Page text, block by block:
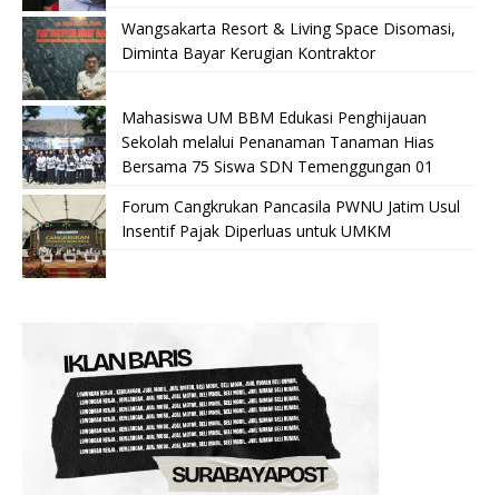
Wangsakarta Resort & Living Space Disomasi,
Diminta Bayar Kerugian Kontraktor
Mahasiswa UM BBM Edukasi Penghijauan
Sekolah melalui Penanaman Tanaman Hias
Bersama 75 Siswa SDN Temenggungan 01
Forum Cangkrukan Pancasila PWNU Jatim Usul
Insentif Pajak Diperluas untuk UMKM